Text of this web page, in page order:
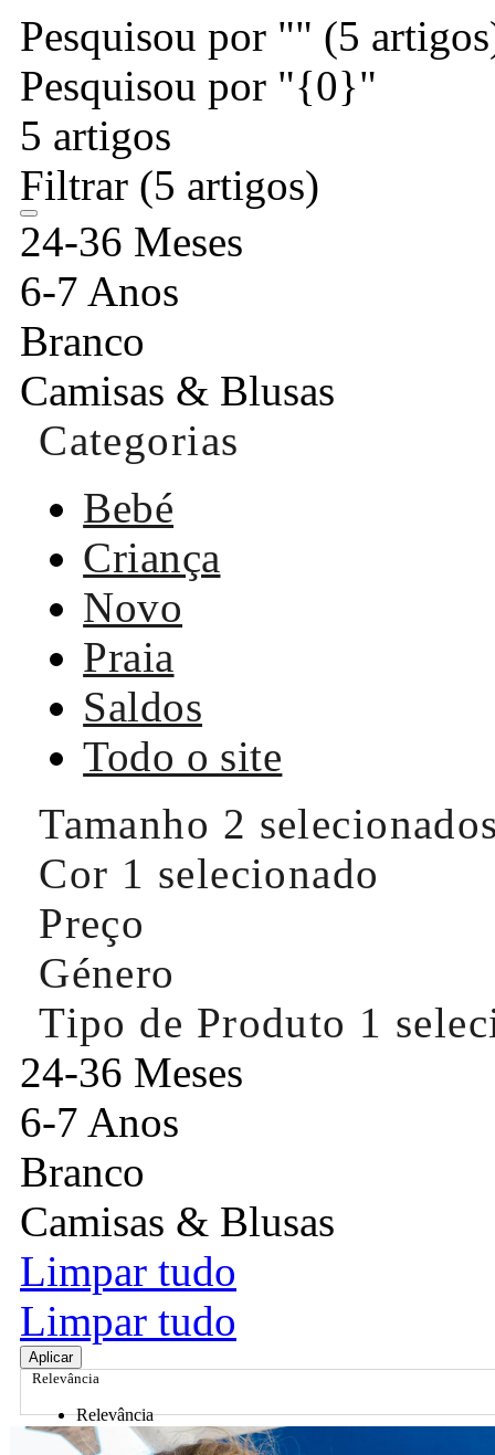
Pesquisou por "" (5
Pesquisou por "{0}"
5 artigos
Filtrar (5 artigos)
24-36 Meses
6-7 Anos
Branco
Camisas & Blusas
Categorias
Bebé
Criança
Novo
Praia
Saldos
Todo o site
Tamanho 2
Cor 1 selecionado
Preço
Género
Tipo de Produto 1
24-36 Meses
6-7 Anos
Branco
Camisas & Blusas
Limpar tudo
Limpar tudo
Aplicar
Relevância
Relevância
Preço Crescente